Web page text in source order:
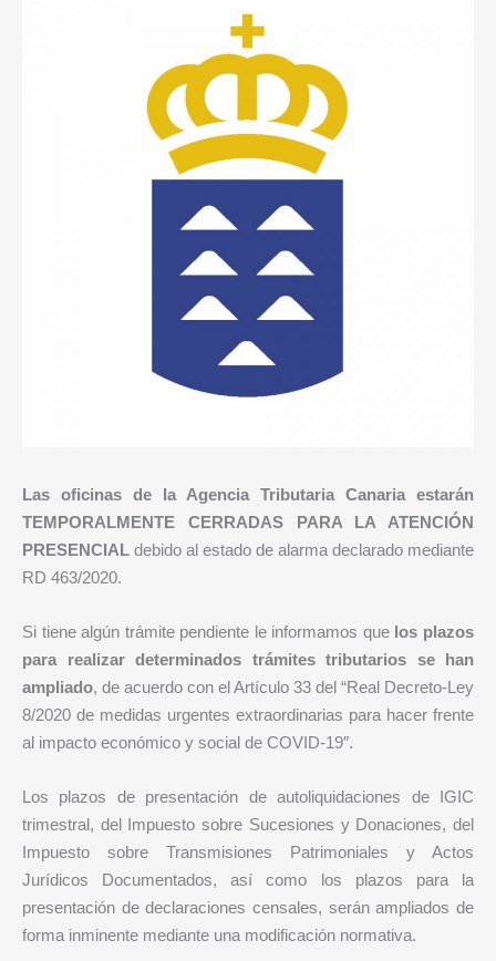
Las oficinas de la Agencia Tributaria Canaria estarán
TEMPORALMENTE CERRADAS PARA LA ATENCIÓN
PRESENCIAL debido al estado de alarma declarado mediante
RD 463/2020.
Si tiene algún trámite pendiente le informamos que los plazos
para realizar determinados trámites tributarios se han
ampliado, de acuerdo con el Artículo 33 del “Real Decreto-Ley
8/2020 de medidas urgentes extraordinarias para hacer frente
al impacto económico y social de COVID-19″.
Los plazos de presentación de autoliquidaciones de IGIC
trimestral, del Impuesto sobre Sucesiones y Donaciones, del
Impuesto sobre Transmisiones Patrimoniales y Actos
Jurídicos Documentados, así como los plazos para la
presentación de declaraciones censales, serán ampliados de
forma inminente mediante una modificación normativa.